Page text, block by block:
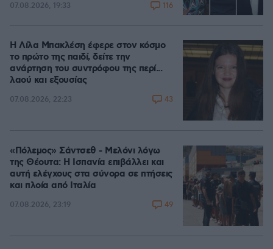
07.08.2026, 19:33 116
Η Λίλα Μπακλέση έφερε στον κόσμο
το πρώτο της παιδί, δείτε την
ανάρτηση του συντρόφου της περί...
λαού και εξουσίας
07.08.2026, 22:23 43
«Πόλεμος» Σάντσεθ - Μελόνι λόγω
της Θέουτα: Η Ισπανία επιβάλλει και
αυτή ελέγχους στα σύνορα σε πτήσεις
και πλοία από Ιταλία
07.08.2026, 23:19 49